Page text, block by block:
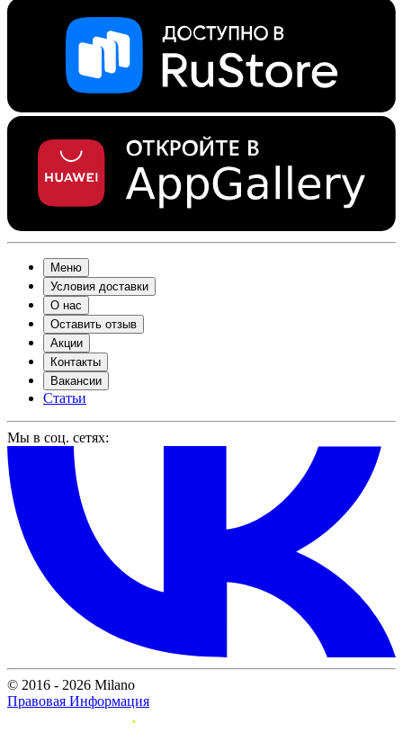
Меню
Условия доставки
О нас
Оставить отзыв
Акции
Контакты
Вакансии
Статьи
Мы в соц. сетях:
© 2016 - 2026 Milano
Правовая Информация